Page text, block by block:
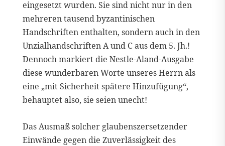
eingesetzt wurden. Sie sind nicht nur in den
mehreren tausend byzantinischen
Handschriften enthalten, sondern auch in den
Unzialhandschriften A und C aus dem 5. Jh.!
Dennoch markiert die Nestle-Aland-Ausgabe
diese wunderbaren Worte unseres Herrn als
eine „mit Sicherheit spätere Hinzufügung“,
behauptet also, sie seien unecht!
Das Ausmaß solcher glaubenszersetzender
Einwände gegen die Zuverlässigkeit des